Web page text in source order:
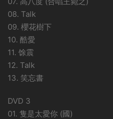
08. Talk
09. 櫻花樹下
10. 酷愛
11. 馀震
12. Talk
13. 笑忘書
DVD 3
01. 隻是太愛你 (國)